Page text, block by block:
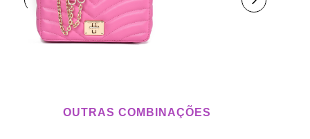
OUTRAS COMBINAÇÕES